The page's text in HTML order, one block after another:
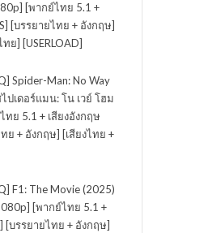
[พากย์ไทย 5.1 +
[บรรยายไทย + อังกฤษ]
ย] [USERLOAD]
Spider-Man: No Way
ปเดอร์แมน: โน เวย์ โฮม
ย 5.1 + เสียงอังกฤษ
ย + อังกฤษ] [เสียงไทย +
F1: The Movie (2025)
[พากย์ไทย 5.1 +
[บรรยายไทย + อังกฤษ]